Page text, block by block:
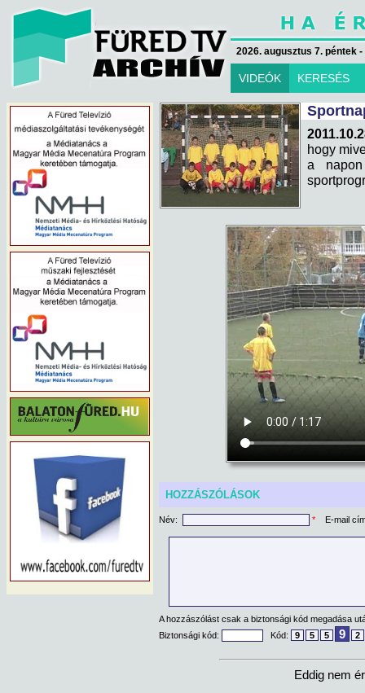
2026. augusztus 7. péntek
VIDEÓK KERESÉS
hogy
a
HOZZÁSZÓLÁSOK
Név: * E-mail
A hozzászólást csak a biztonsági kód megadása
Biztonsági kód:
Kód: 9 5 5 9 2
Eddig nem